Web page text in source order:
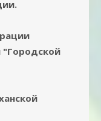
"Городской